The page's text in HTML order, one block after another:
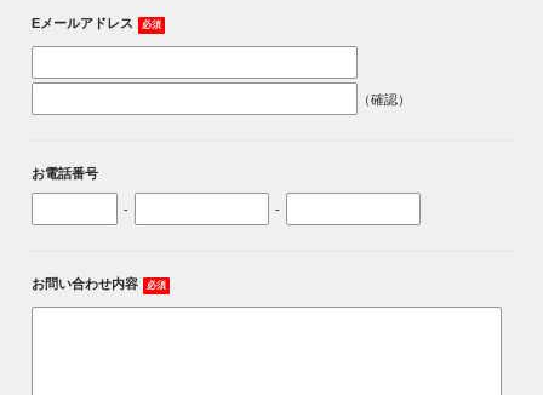
Eメールアドレス 必須
（確認）
お電話番号
- -
お問い合わせ内容 必須